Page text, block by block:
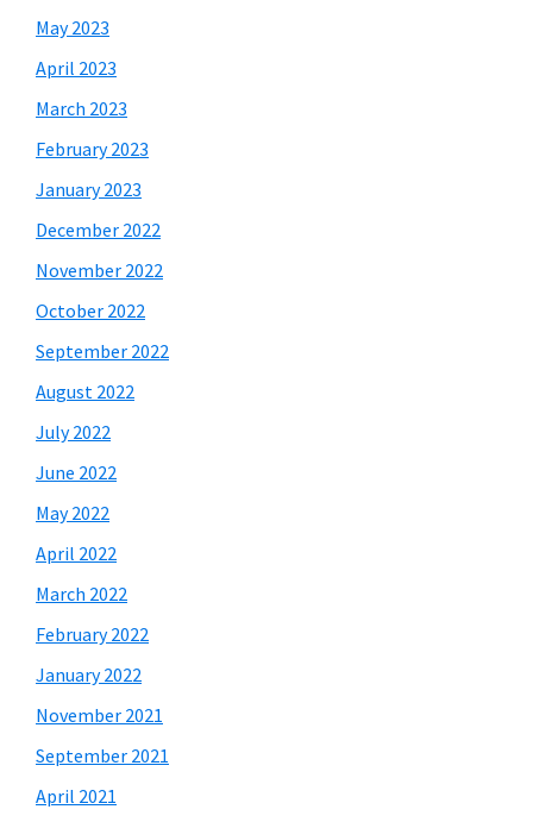
May 2023
April 2023
March 2023
February 2023
January 2023
December 2022
November 2022
October 2022
September 2022
August 2022
July 2022
June 2022
May 2022
April 2022
March 2022
February 2022
January 2022
November 2021
September 2021
April 2021